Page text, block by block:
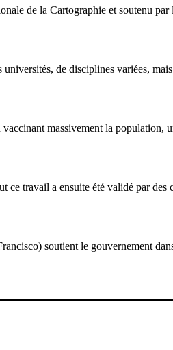
de la Cartographie et soutenu
de disciplines variées,
massivement la population,
travail a ensuite été validé par des
soutient le gouvernement